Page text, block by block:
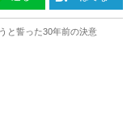
と誓った30年前の決意